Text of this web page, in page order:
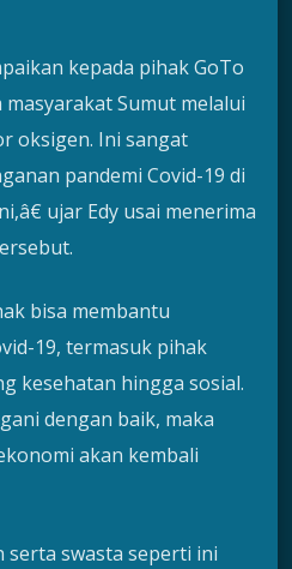
kepada pihak GoTo
Sumut melalui
oksigen. Ini sangat
pandemi Covid-19 di
ujar Edy usai menerima
bisa membantu
19, termasuk pihak
kesehatan hingga sosial.
dengan baik, maka
akan kembali
swasta seperti ini